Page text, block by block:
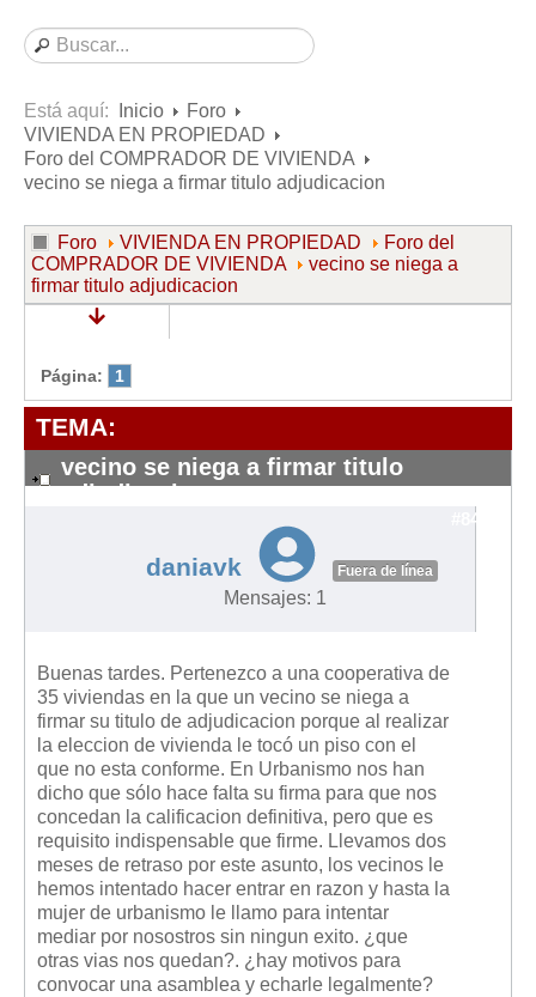
Contratos de Arrendamiento
De uso distinto al de vivienda
Otros contratos de Arrendamiento
Requerimientos y comunicaciones
Para contratos anteriores al 6 de junio de 2013
Para contratos de Renta Antigua
Formularios sobre Vivienda en Propiedad
Modelos de Contratos
Requerimientos y comunicaciones
Formularios sobre Propiedad Horizontal
Modelos de Convocatoria de Junta de Propietarios
Requerimientos y comunicaciones
Legislación sobre la Comunidad de Propietarios
Legislación sobre Adquisición de Vivienda en Propiedad
Legislación de interés práctico
Diccionario
Usuario
Entrar / Salir
Mis boletines
Está aquí: Inicio
Foro
VIVIENDA EN PROPIEDAD
Foro del COMPRADOR DE VIVIENDA
vecino se niega a firmar titulo adjudicacion
Foro VIVIENDA EN PROPIEDAD
Foro del
COMPRADOR DE VIVIENDA
vecino se niega a
firmar titulo adjudicacion
Página: 1
TEMA:
vecino se niega a firmar titulo
adjudicacion
#8480
daniavk Fuera de línea
Mensajes: 1
Buenas tardes. Pertenezco a una cooperativa de
35 viviendas en la que un vecino se niega a
firmar su titulo de adjudicacion porque al realizar
la eleccion de vivienda le tocó un piso con el
que no esta conforme. En Urbanismo nos han
dicho que sólo hace falta su firma para que nos
concedan la calificacion definitiva, pero que es
requisito indispensable que firme. Llevamos dos
meses de retraso por este asunto, los vecinos le
hemos intentado hacer entrar en razon y hasta la
mujer de urbanismo le llamo para intentar
mediar por nosostros sin ningun exito. ¿que
otras vias nos quedan?. ¿hay motivos para
convocar una asamblea y echarle legalmente?